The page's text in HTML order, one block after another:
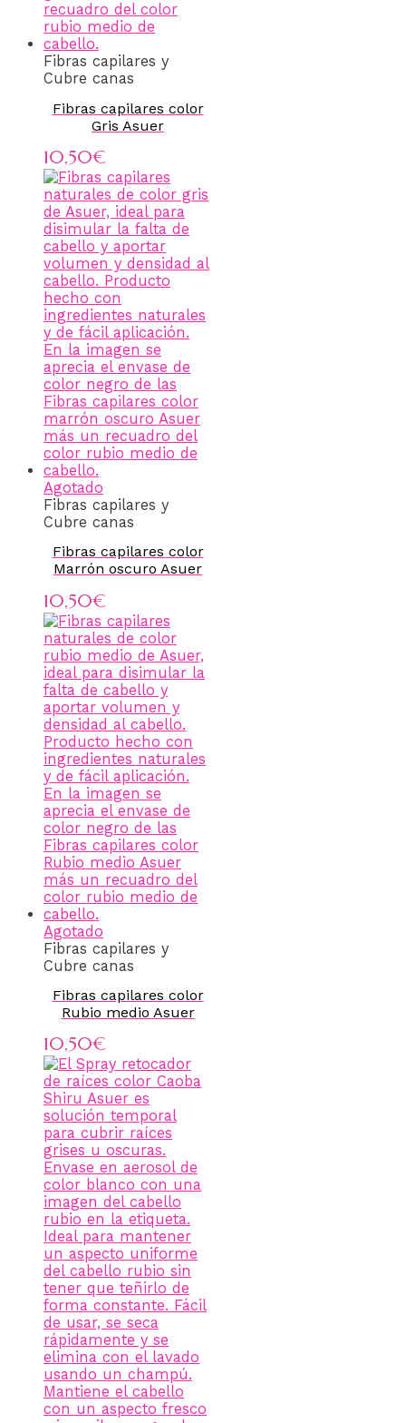
Fibras capilares y
Cubre canas
Fibras capilares color
Gris Asuer
10,50€
Agotado
Fibras capilares y
Cubre canas
Fibras capilares color
Marrón oscuro Asuer
10,50€
Agotado
Fibras capilares y
Cubre canas
Fibras capilares color
Rubio medio Asuer
10,50€